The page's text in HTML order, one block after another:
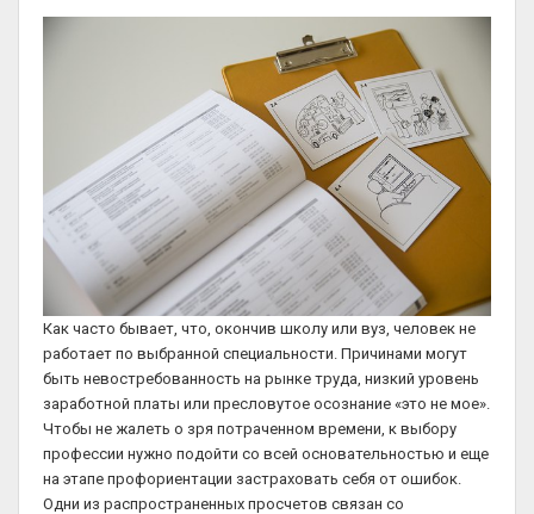
Как часто бывает, что, окончив школу или вуз, человек не
работает по выбранной специальности. Причинами могут
быть невостребованность на рынке труда, низкий уровень
заработной платы или пресловутое осознание «это не мое».
Чтобы не жалеть о зря потраченном времени, к выбору
профессии нужно подойти со всей основательностью и еще
на этапе профориентации застраховать себя от ошибок.
Одни из распространенных просчетов связан со